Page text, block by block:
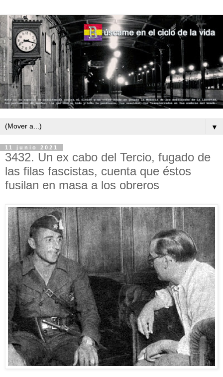
▼
11 junio 2021
3432. Un ex cabo del Tercio, fugado de
las filas fascistas, cuenta que éstos
fusilan en masa a los obreros